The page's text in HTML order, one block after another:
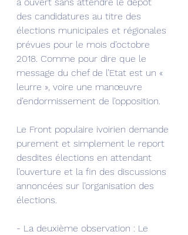
des candidatures au titre des
élections municipales et régionales
prévues pour le mois d’octobre
2018. Comme pour dire que le
message du chef de l’Etat est un «
leurre », voire une manœuvre
d’endormissement de l’opposition.
Le Front populaire ivoirien demande
purement et simplement le report
desdites élections en attendant
l’ouverture et la fin des discussions
annoncées sur l’organisation des
élections.
- La deuxième observation : Le